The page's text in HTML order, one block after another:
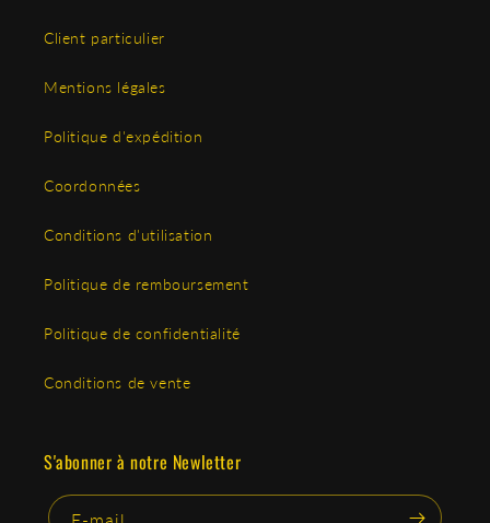
Client particulier
Mentions légales
Politique d'expédition
Coordonnées
Conditions d'utilisation
Politique de remboursement
Politique de confidentialité
Conditions de vente
S'abonner à notre Newletter